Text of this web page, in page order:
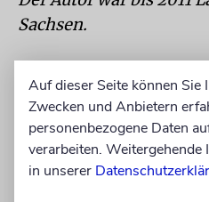
Sachsen.
INHALT
Der Wochenabschnitt
mit den Vorschriften für
Stiftszelt. Danach
Vorschriften für die
Auf dieser Seite können Sie
Zwecken und Anbietern
personenbezogene Daten
verarbeiten.
in unserer